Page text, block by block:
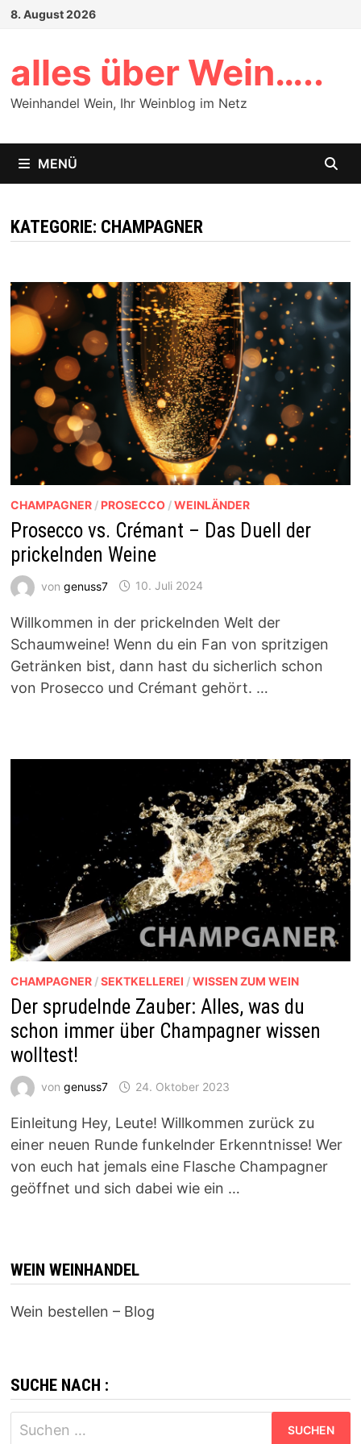
Zum
8. August 2026
alles über Wein…..
Weinhandel Wein, Ihr Weinblog im Netz
MENÜ
KATEGORIE: CHAMPAGNER
CHAMPAGNER/ PROSECCO/WEINLÄNDER
Prosecco vs. Crémant – Das Duell der
prickelnden Weine
von genuss7 10. Juli 2024
Willkommen in der prickelnden Welt der
Schaumweine! Wenn du ein Fan von spritzigen
Getränken bist, dann hast du sicherlich schon
von Prosecco und Crémant gehört. …
CHAMPAGNER/SEKTKELLEREI /WISSEN ZUM WEIN
Der sprudelnde Zauber: Alles, was du
schon immer über Champagner wissen
wolltest!
von genuss7 24. Oktober 2023
Einleitung Hey, Leute! Willkommen zurück zu
einer neuen Runde funkelnder Erkenntnisse! Wer
von euch hat jemals eine Flasche Champagner
geöffnet und sich dabei wie ein …
WEIN WEINHANDEL
Wein bestellen – Blog
SUCHE NACH :
Suchen